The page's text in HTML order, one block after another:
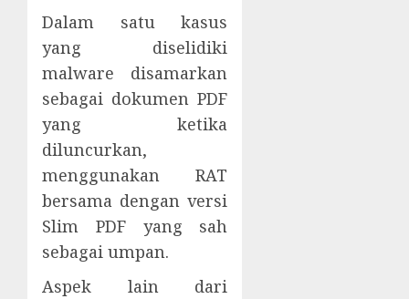
Dalam satu kasus
yang diselidiki
malware disamarkan
sebagai dokumen PDF
yang ketika
diluncurkan,
menggunakan RAT
bersama dengan versi
Slim PDF yang sah
sebagai umpan.
Aspek lain dari